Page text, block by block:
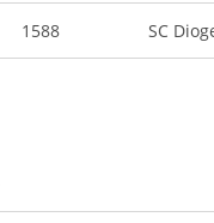
1588 SC